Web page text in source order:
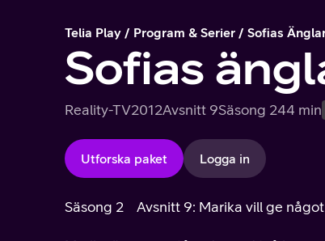
Telia Play Program & Serier Sofias
Sofias
Reality-TV2012Avsnitt 9Säsong 244 min
Utforska paket Logga in
Säsong 2 Avsnitt 9: Marika vill ge